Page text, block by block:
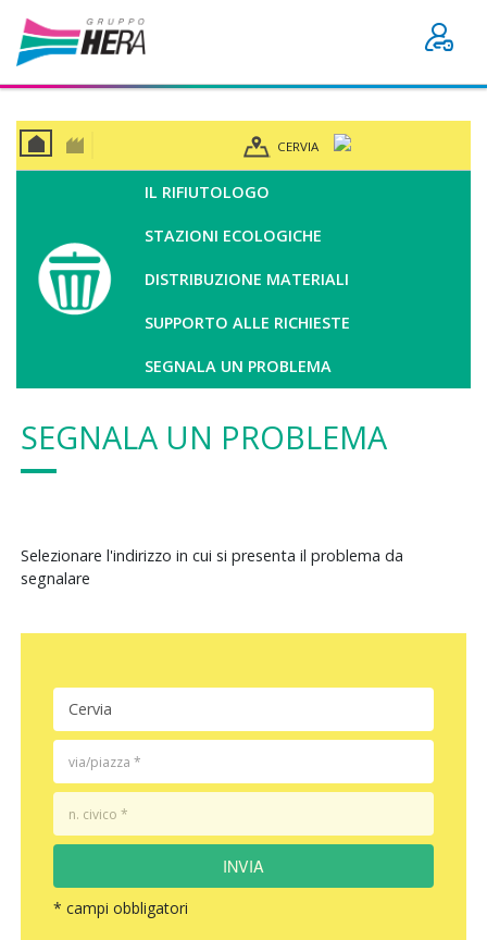
CERVIA
IL RIFIUTOLOGO
STAZIONI ECOLOGICHE
DISTRIBUZIONE MATERIALI
SUPPORTO ALLE RICHIESTE
SEGNALA UN PROBLEMA
SEGNALA UN PROBLEMA
Selezionare l'indirizzo in cui si presenta il problema da
segnalare
INVIA
* campi obbligatori